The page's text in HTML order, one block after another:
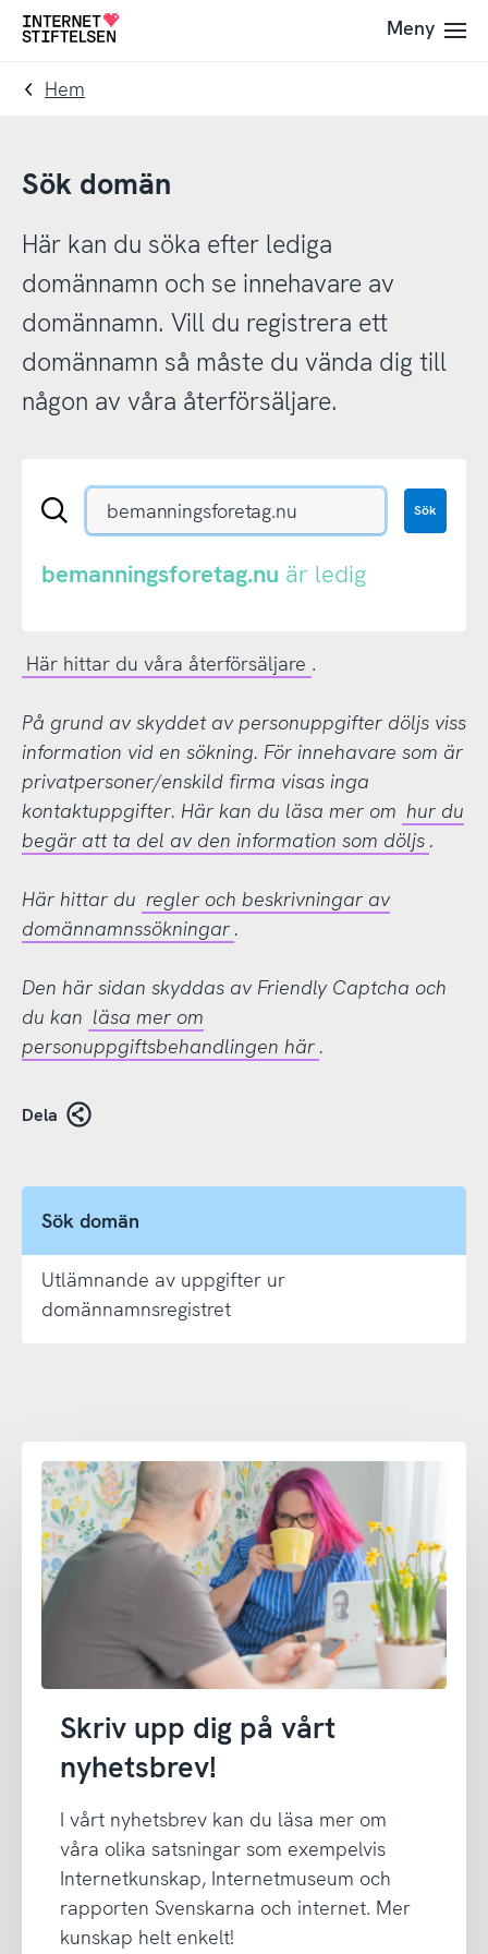
Till
navigering
Till
innehåll
Till
Meny
Hem
Sök domän
Här kan du söka efter lediga
domännamn och se innehavare av
domännamn. Vill du registrera ett
domännamn så måste du vända dig till
någon av våra återförsäljare.
Sök
eller
Sök
bemanningsforetag.nu är ledig
Här hittar du våra återförsäljare .
På grund av skyddet av personuppgifter döljs viss
information vid en sökning. För innehavare som är
privatpersoner/enskild firma visas inga
kontaktuppgifter. Här kan du läsa mer om hur du
begär att ta del av den information som döljs .
Här hittar du regler och beskrivningar av
domännamnssökningar .
Den här sidan skyddas av Friendly Captcha och
du kan läsa mer om
personuppgiftsbehandlingen här .
Dela
Sök domän
Utlämnande av uppgifter ur
domännamnsregistret
Skriv upp dig på vårt
nyhetsbrev!
I vårt nyhetsbrev kan du läsa mer om
våra olika satsningar som exempelvis
Internetkunskap, Internetmuseum och
rapporten Svenskarna och internet. Mer
kunskap helt enkelt!